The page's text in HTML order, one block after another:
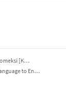
[K…
to En…